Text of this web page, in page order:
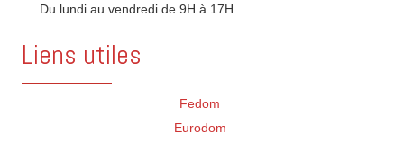
Du lundi au vendredi de 9H à 17H.
Liens utiles
Fedom
Eurodom